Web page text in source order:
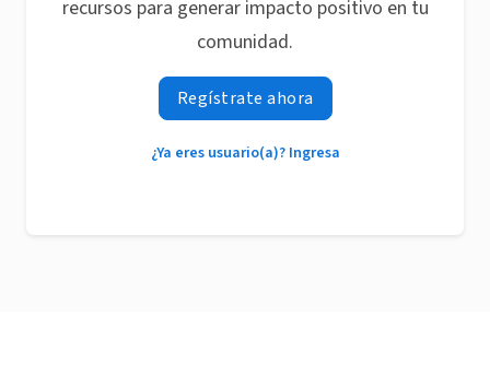
recursos para generar impacto positivo en tu
comunidad.
Regístrate ahora
¿Ya eres usuario(a)? Ingresa